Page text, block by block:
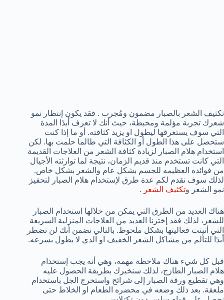
تكثيف الشعر بالصبار مضمون ومُجرب . فقد يكون إنتظار نمو
شعرك تجربة مؤلمة ومحبطة، حيث أنك لا تعرف أبدًا المدة
التي سوف يستغرقها ليطول او يزيد كثافته. أو ما إذا كنت
ستحصل على هذا الطول أو الكثافة التي طالما حلمت بها. لكن
استخدام هلام الصبار لزيادة كثافة الشعر من العلاجات القديمة
التي كانت تستخدم منذ قديم الزمان، نتيجة لما توارثته الأجيال
من فوائده العظيمه للجسم بشكل عام والشعر بشكل خاص.
لذلك سوف نقدم لكم عدة طرق لإستخدام هلام الصبار لتحفيز
نمو الشعر وتكثيف الشعر .
هناك العديد من الطرق التي يمكن من خلالها استخدام الصبار
للشعر، لذلك فقد إخترنا العديد من العلاجات المنزلية السريعة
التي أثبتت فعاليتها بشكل ملحوظ. بالتالي نضمن أنك لن تضطر
أبدًا للتألم من مشاكل الشعر الخفيف او الذي لا يطول بسرعه.
قبل كل شيء هناك ملاحظة مهمه، وهي أنه يجب إستخدام
هلام الصبار الطازج، لذلك سنخبرك بطريقة الحصول عليه
وهي تقطيع ورقة الصبار إلى شرائح واستخرج الجل باستخدام
ملعقة. بعد ذلك وضعه في محضره الطعام او الخلاط حتى